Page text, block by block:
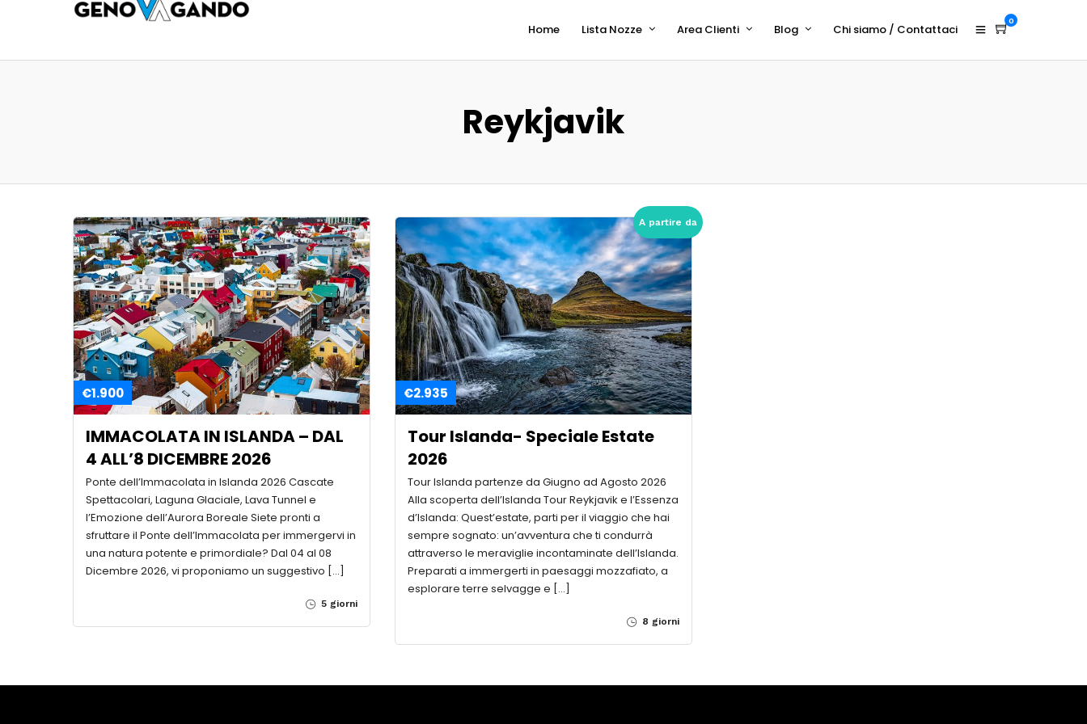
Home Lista Nozze Area Clienti Blog Chi siamo / Contattaci
0
Reykjavik
€1.900
IMMACOLATA IN ISLANDA – DAL
4 ALL’8 DICEMBRE 2026
Ponte dell’Immacolata in Islanda 2026 Cascate
Spettacolari, Laguna Glaciale, Lava Tunnel e
l’Emozione dell’Aurora Boreale Siete pronti a
sfruttare il Ponte dell’Immacolata per immergervi in
una natura potente e primordiale? Dal 04 al 08
Dicembre 2026, vi proponiamo un suggestivo […]
5 giorni
A partire da
€2.935
Tour Islanda- Speciale Estate
2026
Tour Islanda partenze da Giugno ad Agosto 2026
Alla scoperta dell’Islanda Tour Reykjavik e l’Essenza
d’Islanda: Quest’estate, parti per il viaggio che hai
sempre sognato: un’avventura che ti condurrà
attraverso le meraviglie incontaminate dell’Islanda.
Preparati a immergerti in paesaggi mozzafiato, a
esplorare terre selvagge e […]
8 giorni